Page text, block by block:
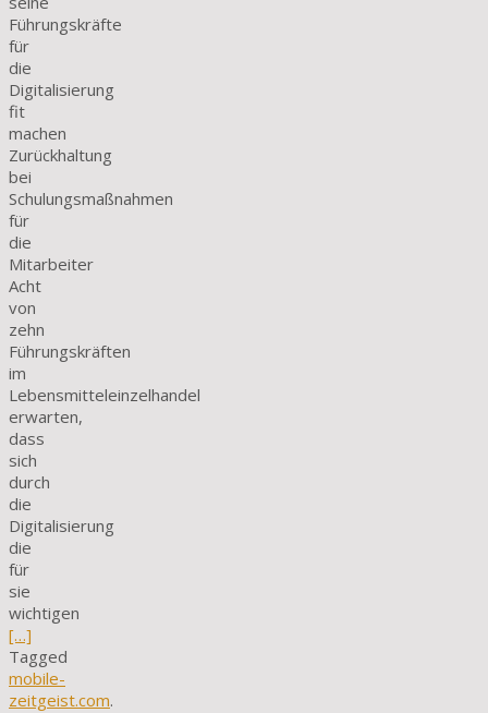
Führungskräfte
für
die
Digitalisierung
fit
machen
Zurückhaltung
bei
Schulungsmaßnahmen
für
die
Mitarbeiter
Acht
von
zehn
Führungskräften
im
Lebensmitteleinzelhandel
erwarten,
dass
sich
durch
die
Digitalisierung
die
für
sie
wichtigen
[…]
Tagged
mobile-
zeitgeist.com.